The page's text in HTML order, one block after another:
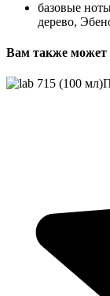
базовые
дерево,
Вам также может